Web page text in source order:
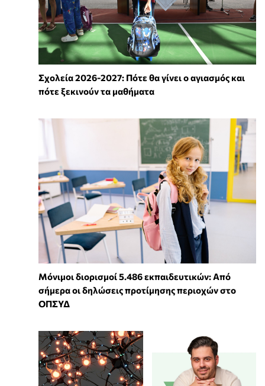
Σχολεία 2026-2027: Πότε θα γίνει ο αγιασμός και
πότε ξεκινούν τα μαθήματα
Μόνιμοι διορισμοί 5.486 εκπαιδευτικών: Από
σήμερα οι δηλώσεις προτίμησης περιοχών στο
ΟΠΣΥΔ